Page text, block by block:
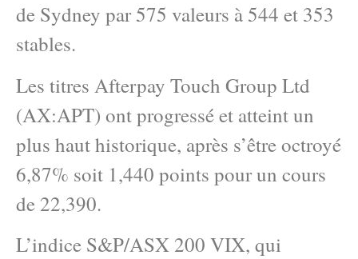
de Sydney par 575 valeurs à 544 et 353
stables.
Les titres Afterpay Touch Group Ltd
(AX:APT) ont progressé et atteint un
plus haut historique, après s’être octroyé
6,87% soit 1,440 points pour un cours
de 22,390.
L’indice S&P/ASX 200 VIX, qui